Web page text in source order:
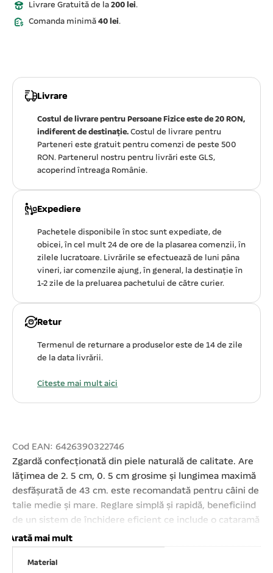
Livrare Gratuită de la 200 lei.
Comanda minimă 40 lei.
Livrare
Costul de livrare pentru Persoane Fizice este de 20 RON,
indiferent de destinație. Costul de livrare pentru
Parteneri este gratuit pentru comenzi de peste 500
RON. Partenerul nostru pentru livrări este GLS,
acoperind întreaga Românie.
Expediere
Pachetele disponibile în stoc sunt expediate, de
obicei, în cel mult 24 de ore de la plasarea comenzii, în
zilele lucratoare. Livrările se efectuează de luni pâna
vineri, iar comenzile ajung, în general, la destinație în
1-2 zile de la preluarea pachetului de către curier.
Retur
Termenul de returnare a produselor este de 14 de zile
de la data livrării.
Citeste mai mult aici
Cod EAN: 6426390322746
Zgardă confecționată din piele naturală de calitate. Are
lățimea de 2. 5 cm, 0. 5 cm grosime și lungimea maximă
desfășurată de 43 cm. este recomandată pentru câini de
talie medie și mare. Reglare simplă și rapidă, beneficiind
de un sistem de închidere eficient ce include o cataramă
rafinată din metal cromat. Rezistentă, puternică.
Comfortabilă. Elegantă.
Arată mai mult
Material